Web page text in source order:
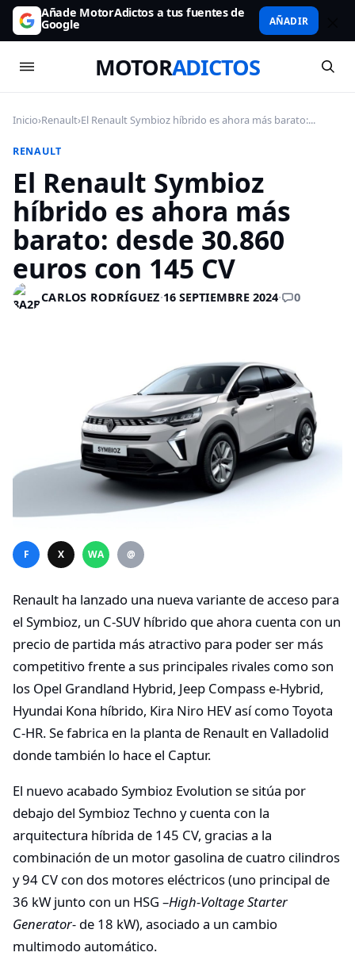
Añade MotorAdictos a tus fuentes de
Google AÑADIR
MOTORADICTOS
Inicio›Renault›El Renault Symbioz híbrido es ahora más barato:...
RENAULT
El Renault Symbioz
híbrido es ahora más
barato: desde 30.860
euros con 145 CV
CARLOS RODRÍGUEZ·16 SEPTIEMBRE 2024· 0
F X WA @
Renault ha lanzado una nueva variante de acceso para
el Symbioz, un C-SUV híbrido que ahora cuenta con un
precio de partida más atractivo para poder ser más
competitivo frente a sus principales rivales como son
los Opel Grandland Hybrid, Jeep Compass e-Hybrid,
Hyundai Kona híbrido, Kira Niro HEV así como Toyota
C-HR. Se fabrica en la planta de Renault en Valladolid
donde también lo hace el Captur.
El nuevo acabado Symbioz Evolution se sitúa por
debajo del Symbioz Techno y cuenta con la
arquitectura híbrida de 145 CV, gracias a la
combinación de un motor gasolina de cuatro cilindros
y 94 CV con dos motores eléctricos (uno principal de
36 kW junto con un HSG –High-Voltage Starter
Generator- de 18 kW), asociado a un cambio
multimodo automático.